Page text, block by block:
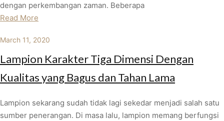
dengan perkembangan zaman. Beberapa
Read More
March 11, 2020
Lampion Karakter Tiga Dimensi Dengan
Kualitas yang Bagus dan Tahan Lama
Lampion sekarang sudah tidak lagi sekedar menjadi salah satu
sumber penerangan. Di masa lalu, lampion memang berfungsi